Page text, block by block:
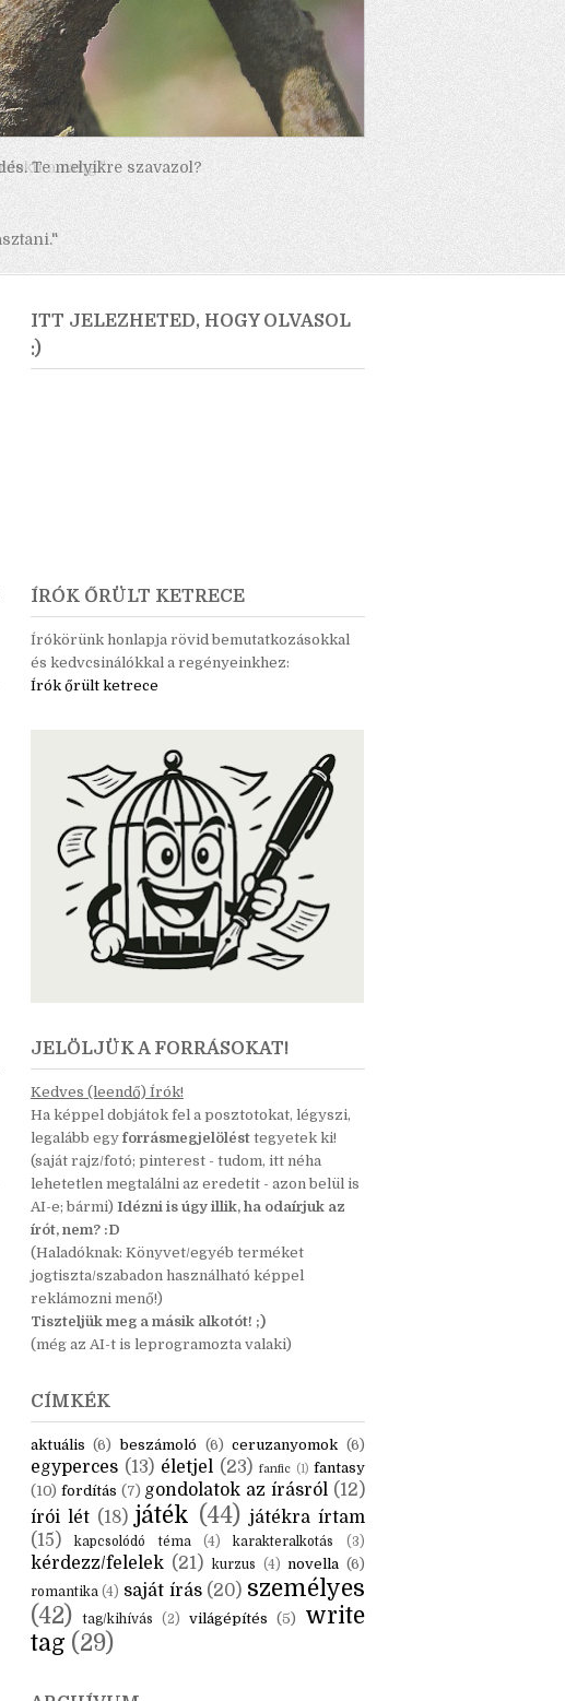
Te melyikre szavazol?
ÍRÓK ŐRÜLT KETRECE
JELÖLJÜK A FORRÁSOKAT!
Kedves (leendő) Írók!
Ha képpel dobjátok fel a posztotokat, légyszi,
legalább egyforrásmegjelölésttegyetek ki!
(saját rajz/fotó; pinterest - tudom, itt néha
lehetetlen megtalálni az eredetit - azon belül is
AI-e; bármi)Idézni is úgy illik, ha odaírjuk az
írót, nem? :D
(Haladóknak: Könyvet/egyéb terméket
jogtiszta/szabadon használható képpel
Tiszteljük meg a másik alkotót! ;)
CÍMKÉK
aktuális (6) beszámoló (6) ceruzanyomok (6)
egyperces (13) életjel (23) fanfic (1) fantasy
(10) fordítás (7) gondolatok az írásról (12)
írói lét
(18) játék (44) játékra írtam
(15)
kapcsolódó téma (4) karakteralkotás (3)
kérdezz/felelek
tag/kihívás